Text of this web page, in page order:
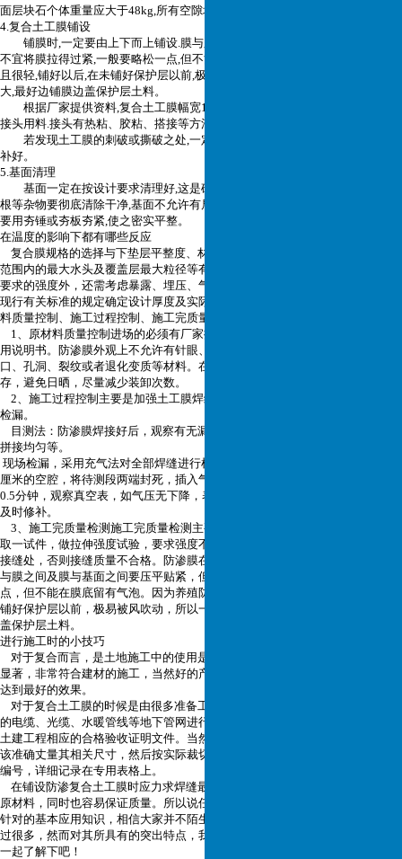
面层块石个体重量应大于48kg,所有空隙均用小块石充填。
4.复合土工膜铺设
铺膜时,一定要由上下而上铺设.膜与膜之间及膜与基面之间要压平贴紧,但
不宜将膜拉得过紧,一般要略松一点,但不能在膜底留
且很轻,铺好以后,在未铺好保护层以前,极易被风吹动,所以一次铺膜面积不宜达
大,最好边铺膜边盖保护层土料。
根据厂家提供资料,复合土工膜幅宽1.0~1.9m,本工程选用1.9m幅宽,以减少
接头用料.接头有热粘、胶粘、搭接等方法,本工程设
若发现土工膜的刺破或撕破之处,一定要用三倍于破损面积的土工膜胶粘贴
补好。
5.基面清理
基面一定在按设计要求清理好,这是确保防渗效果的关键,特别是对尖石、树
根等杂物要彻底清除干净,基面不允许有局部凹凸现
要用夯锤或夯板夯紧,使之密实平整。
在温度的影响下都有哪些反应
复合膜规格的选择与下垫层平整度、材料允许拉应力、材料弹性模量、铺设
范围内的最大水头及覆盖层最大粒径等有关，其厚度设计除考虑主要由水压力
要求的强度外，还需考虑暴露、埋压、气候、使用寿命等应用条件，并按国家
现行有关标准的规定确定设计厚度及实际厚度。施工质量控制要点是进场原材
料质量控制、施工过程控制、施工完质量检测。
1、原材料质量控制进场的必须有厂家提供的合格证书、性能及特性指标和使
用说明书。防渗膜外观上不允许有针眼、疵点和厚薄不均现象；不允许有裂
口、孔洞、裂纹或者退化变质等材料。在运输过程中和运抵工地后应妥善保
存，避免日晒，尽量减少装卸次数。
2、施工过程控制主要是加强土工膜焊缝质量检测，检测方法有目测法和现场
检漏。
目测法：防渗膜焊接好后，观察有无漏接，接缝是否烫损，有无褶皱，是否
拼接均匀等。
现场检漏，采用充气法对全部焊缝进行检测，焊缝为双条，两条之间留有约10
厘米的空腔，将待测段两端封死，插入气针，充气至0.05MPa-0.20MPa，静观
0.5分钟，观察真空表，如气压无下降，表明不漏，焊缝合格，否则要查找原因
及时修补。
3、施工完质量检测施工完质量检测主要是抽样检测，施工中每1000平方米
取一试件，做拉伸强度试验，要求强度不低于母材的90%，且试样断裂不得在
接缝处，否则接缝质量不合格。防渗膜在铺膜时，一定要由上下而上铺设。膜
与膜之间及膜与基面之间要压平贴紧，但不宜将膜拉得过紧，一般要略松一
点，但不能在膜底留有气泡。因为养殖防渗膜比较薄且很轻，铺好以后，在未
铺好保护层以前，极易被风吹动，所以一次铺膜面积不宜达大，最好边铺膜边
盖保护层土料。
进行施工时的小技巧
对于复合而言，是土地施工中的使用是再广泛不过的，因为它的特性非常的
显著，非常符合建材的施工，当然好的产品更应该配上准确的施工方式，才能
达到最好的效果。
对于复合土工膜的时候是由很多准备工作需要进行的，比如说对施工地段内
的电缆、光缆、水暖管线等地下管网进行调查并防护。铺设防渗土工膜前应由
土建工程相应的合格验收证明文件。当然也还需注意复合土工膜裁切之前，应
该准确丈量其相关尺寸，然后按实际裁切，一般不宜按图示尺寸裁切，应逐片
编号，详细记录在专用表格上。
在铺设防渗复合土工膜时应力求焊缝最少，在保证质量的前提下，尽量节约
原材料，同时也容易保证质量。所以说任何的细节都不容许放过的。
针对的基本应用知识，相信大家并不陌生，在上述的几篇文章中我们已经讲述
过很多，然而对其所具有的突出特点，我们又了解多少呢？下面就跟随小编来
一起了解下吧！